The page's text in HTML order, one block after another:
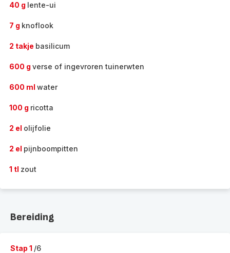
40 g lente-ui
7 g knoflook
2 takje basilicum
600 g verse of ingevroren tuinerwten
600 ml water
100 g ricotta
2 el olijfolie
2 el pijnboompitten
1 tl zout
Bereiding
Stap 1 /6